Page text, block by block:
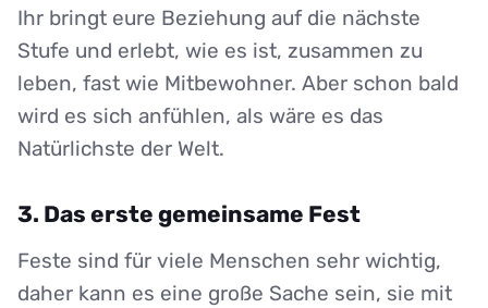
Ihr bringt eure Beziehung auf die nächste
Stufe und erlebt, wie es ist, zusammen zu
leben, fast wie Mitbewohner. Aber schon bald
wird es sich anfühlen, als wäre es das
Natürlichste der Welt.
3. Das erste gemeinsame Fest
Feste sind für viele Menschen sehr wichtig,
daher kann es eine große Sache sein, sie mit